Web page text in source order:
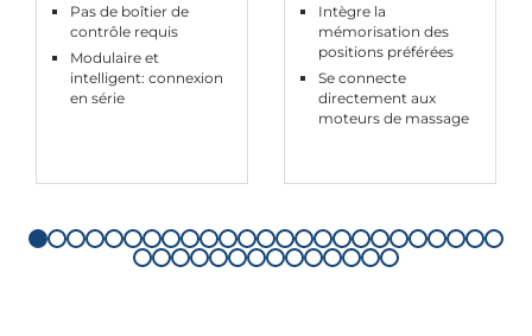
Pas de boîtier de
contrôle requis
Modulaire et
intelligent: connexion
en série
Intègre la
mémorisation des
positions préférées
Se connecte
directement aux
moteurs de massage